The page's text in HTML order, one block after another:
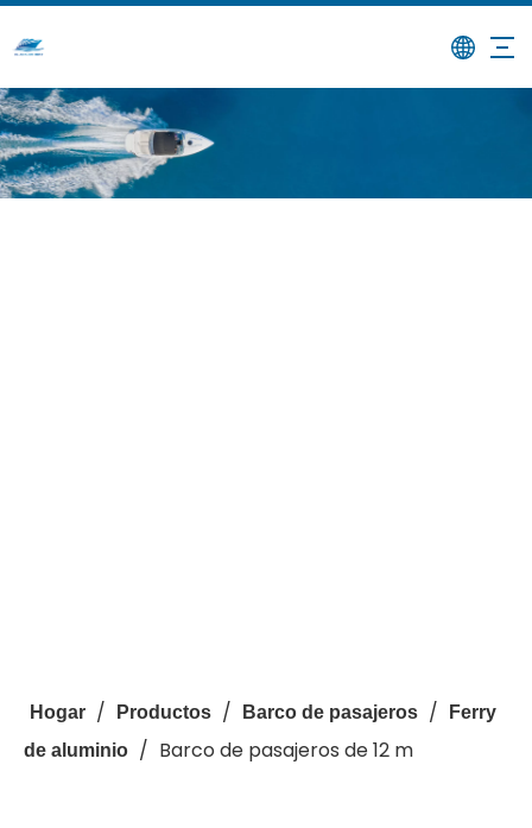
Hogar / Productos / Barco de pasajeros /
Ferry
de aluminio / Barco de pasajeros de 12 m